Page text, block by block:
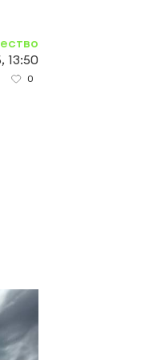
13:50
0